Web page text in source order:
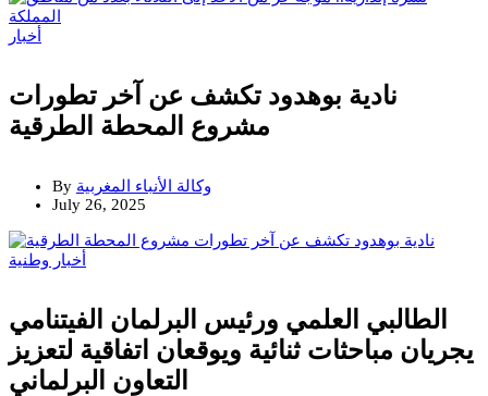
أخبار
نادية بوهدود تكشف عن آخر تطورات
مشروع المحطة الطرقية
By وكالة الأنباء المغربية
July 26, 2025
أخبار وطنية
الطالبي العلمي ورئيس البرلمان الفيتنامي
يجريان مباحثات ثنائية ويوقعان اتفاقية لتعزيز
التعاون البرلماني